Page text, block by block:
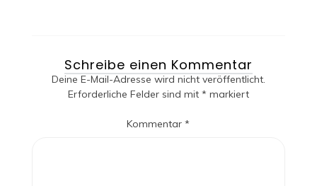
Schreibe einen Kommentar
Deine E-Mail-Adresse wird nicht veröffentlicht.
Erforderliche Felder sind mit * markiert
Kommentar*